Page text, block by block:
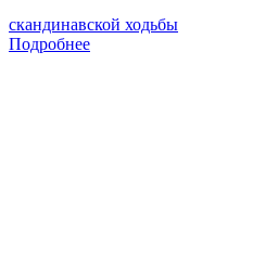
скандинавской ходьбы
Подробнее